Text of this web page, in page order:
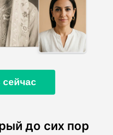
сейчас
до сих пор